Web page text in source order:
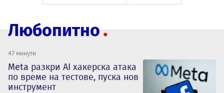
Любопитно
47 минути
Meta разкри AI хакерска атака
по време на тестове, пуска нов
инструмент